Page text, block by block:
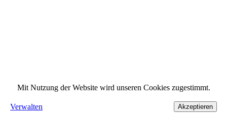
Mit Nutzung der Website wird unseren Cookies zugestimmt.
Verwalten Akzeptieren